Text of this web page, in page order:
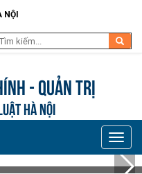
- Quản trị
HÀ NỘI
Toggle